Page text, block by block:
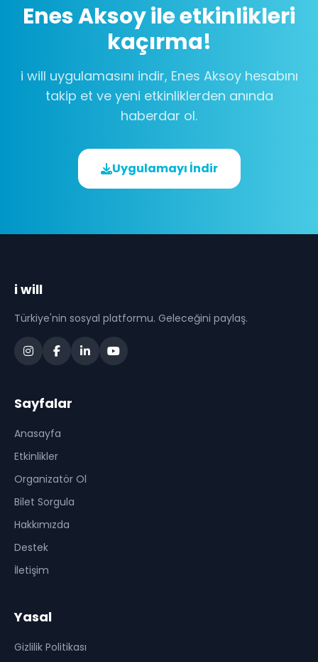
Enes Aksoyile etkinlikleri
kaçırma!
i will uygulamasını indir, Enes Aksoyhesabını
takip et ve yeni etkinliklerden anında
haberdar ol.
Uygulamayı İndir
i will
Türkiye'nin sosyal platformu. Geleceğini paylaş.
Sayfalar
Anasayfa
Etkinlikler
Organizatör Ol
Bilet Sorgula
Hakkımızda
Destek
İletişim
Yasal
Gizlilik Politikası